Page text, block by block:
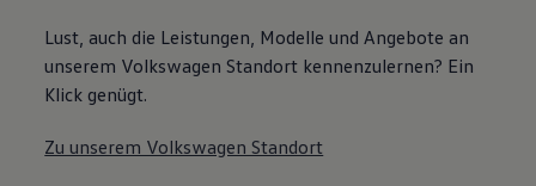
Lust, auch die Leistungen, Modelle und Angebote an
unserem Volkswagen Standort kennenzulernen? Ein
Klick genügt.
Zu unserem Volkswagen Standort